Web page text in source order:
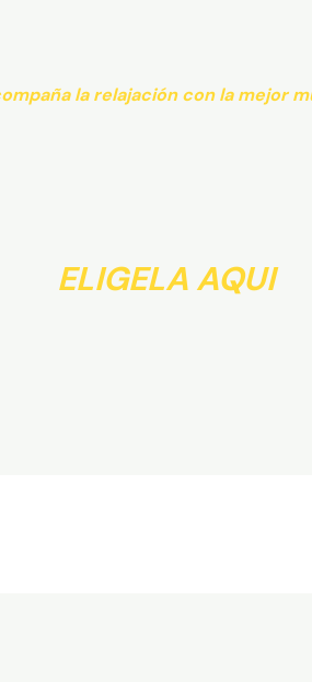
la relajación con la mejor
ELIGELA AQUI